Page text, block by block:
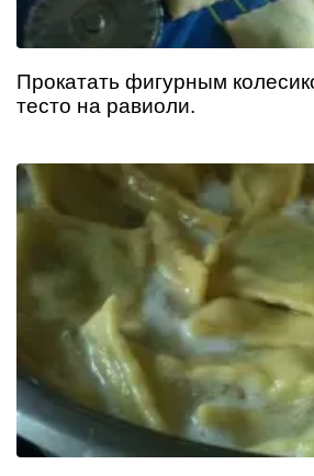
Прокатать фигурным
тесто на равиоли.